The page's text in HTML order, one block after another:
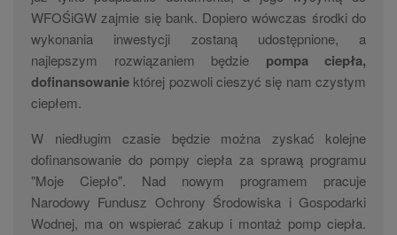
WFOŚiGW zajmie się bank. Dopiero wówczas środki do
wykonania inwestycji zostaną udostępnione, a
najlepszym rozwiązaniem będzie pompa ciepła,
dofinansowanie której pozwoli cieszyć się nam czystym
ciepłem.
W niedługim czasie będzie można zyskać kolejne
dofinansowanie do pompy ciepła za sprawą programu
"Moje Ciepło". Nad nowym programem pracuje
Narodowy Fundusz Ochrony Środowiska i Gospodarki
Wodnej, ma on wspierać zakup i montaż pomp ciepła.